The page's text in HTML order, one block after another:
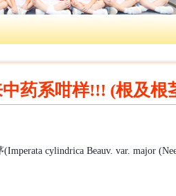
中药系咁样!!! (根及根
(Imperata cylindrica Beauv. var. major